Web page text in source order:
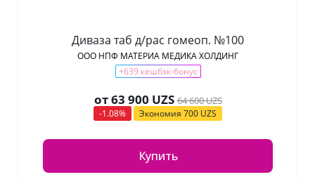
Диваза таб д/рас гомеоп. №100
ООО НПФ МАТЕРИА МЕДИКА ХОЛДИНГ
+639 кешбэк-бонус
от63 900 UZS 64 600 UZS
-1.08% Экономия 700 UZS
Купить